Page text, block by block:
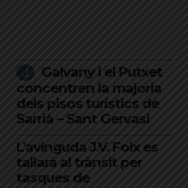
Galvany i el Putxet
concentren la majoria
dels pisos turístics de
Sarrià – Sant Gervasi
L’avinguda J.V. Foix es
tallarà al trànsit per
tasques de